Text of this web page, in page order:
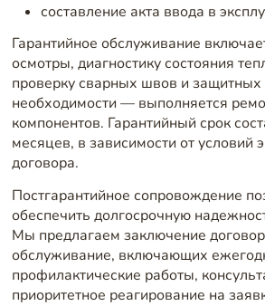
составление акта ввода в
Гарантийное обслуживание
осмотры, диагностику состояния
проверку сварных швов и
необходимости — выполняется
компонентов. Гарантийный срок
месяцев, в зависимости от условий
договора.
Постгарантийное сопровождение
обеспечить долгосрочную
Мы предлагаем заключение
обслуживание, включающих
профилактические работы,
приоритетное реагирование на